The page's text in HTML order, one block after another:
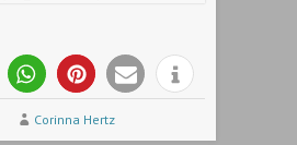
Corinna Hertz